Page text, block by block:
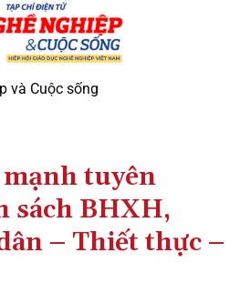
và Cuộc sống
tuyên
sách BHXH,
– Thiết thực –